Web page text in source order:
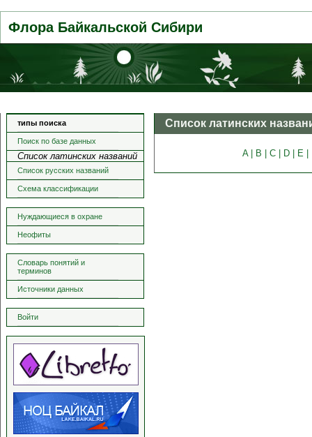
Флора Байкальской Сибири
типы поиска
Поиск по базе данных
Список латинских названий
Список русских названий
Схема классификации
Нуждающиеся в охране
Неофиты
Словарь понятий и
терминов
Источники данных
Войти
Список латинских
A | B | C | D | E |